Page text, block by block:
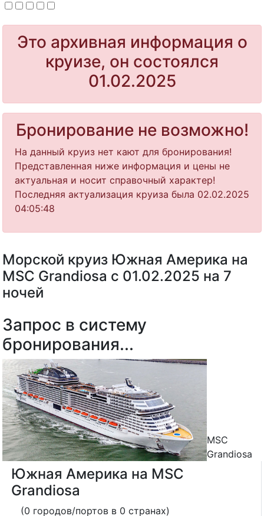
Это архивная информация о
круизе, он состоялся
01.02.2025
Бронирование не возможно!
На данный круиз нет кают для бронирования!
Представленная ниже информация и цены не
актуальная и носит справочный характер!
Последняя актуализация круиза была 02.02.2025
04:05:48
Морской круиз Южная Америка на
MSC Grandiosa с 01.02.2025 на 7
ночей
MSC
Grandiosa
Южная Америка на MSC
Grandiosa
(0 городов/портов в 0 странах)
Запрос в систему
бронирования...